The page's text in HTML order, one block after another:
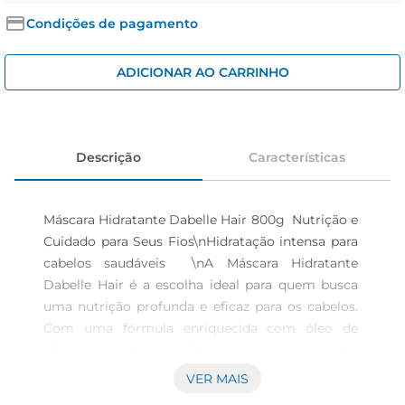
Condições de pagamento
ADICIONAR AO CARRINHO
Descrição Características
Máscara Hidratante Dabelle Hair 800g  Nutrição e
Cuidado para Seus Fios\nHidratação intensa para
cabelos saudáveis  \nA Máscara Hidratante
Dabelle Hair é a escolha ideal para quem busca
uma nutrição profunda e eficaz para os cabelos.
Com uma fórmula enriquecida com óleo de
hidratação intensa, deixando os fios macios,
VER MAIS
iogurte
papel higiênico